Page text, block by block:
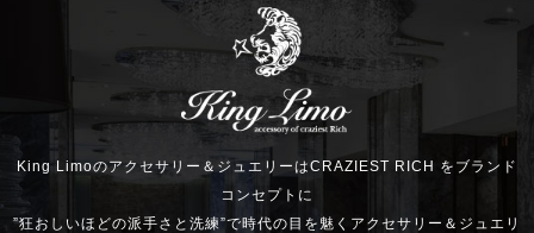
King Limoのアクセサリー＆ジュエリーはCRAZIEST RICH をブランド
コンセプトに
”狂おしいほどの派手さと洗練”で時代の目を魅くアクセサリー＆ジュエリ